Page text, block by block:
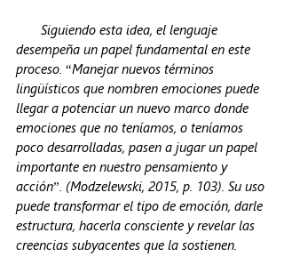
Siguiendo esta idea, el lenguaje
desempeña un papel fundamental en este
proceso. “Manejar nuevos términos
lingüísticos que nombren emociones puede
llegar a potenciar un nuevo marco donde
emociones que no teníamos, o teníamos
poco desarrolladas, pasen a jugar un papel
importante en nuestro pensamiento y
acción”. (Modzelewski, 2015, p. 103). Su uso
puede transformar el tipo de emoción, darle
estructura, hacerla consciente y revelar las
creencias subyacentes que la sostienen.